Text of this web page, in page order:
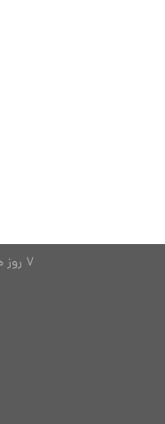
7 روز هفته، 24 ساعته پاسخگوی شما هستیم.